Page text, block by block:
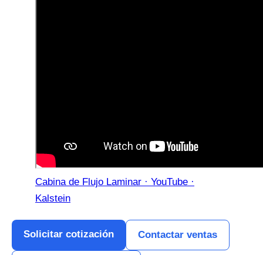
Cabina de Flujo Laminar · YouTube ·
Kalstein
Solicitar cotización Contactar ventas